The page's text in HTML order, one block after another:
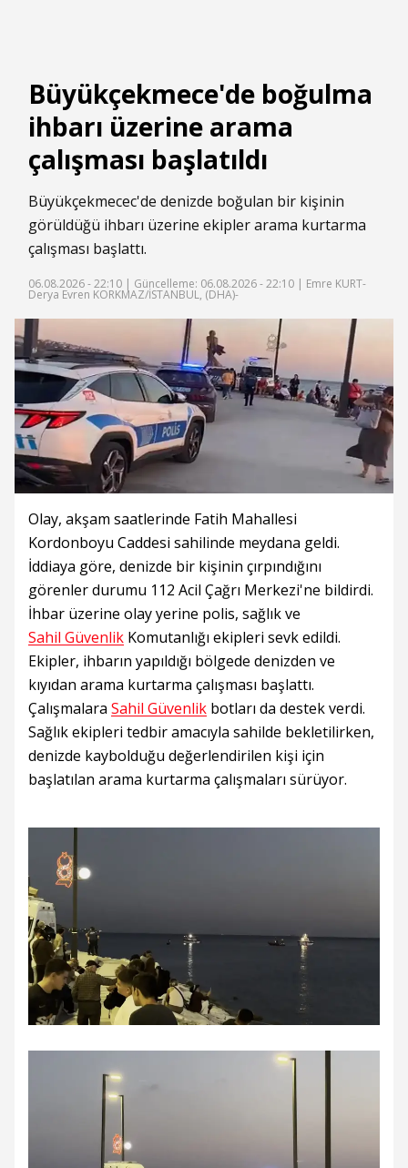
Büyükçekmece'de boğulma
ihbarı üzerine arama
çalışması başlatıldı
Büyükçekmecec'de denizde boğulan bir kişinin
görüldüğü ihbarı üzerine ekipler arama kurtarma
çalışması başlattı.
06.08.2026 - 22:10 | Güncelleme: 06.08.2026 - 22:10 | Emre KURT-
Derya Evren KORKMAZ/İSTANBUL, (DHA)-
Olay, akşam saatlerinde Fatih Mahallesi
Kordonboyu Caddesi sahilinde meydana geldi.
İddiaya göre, denizde bir kişinin çırpındığını
görenler durumu 112 Acil Çağrı Merkezi'ne bildirdi.
İhbar üzerine olay yerine polis, sağlık ve
Sahil Güvenlik Komutanlığı ekipleri sevk edildi.
Ekipler, ihbarın yapıldığı bölgede denizden ve
kıyıdan arama kurtarma çalışması başlattı.
Çalışmalara Sahil Güvenlik botları da destek verdi.
Sağlık ekipleri tedbir amacıyla sahilde bekletilirken,
denizde kaybolduğu değerlendirilen kişi için
başlatılan arama kurtarma çalışmaları sürüyor.